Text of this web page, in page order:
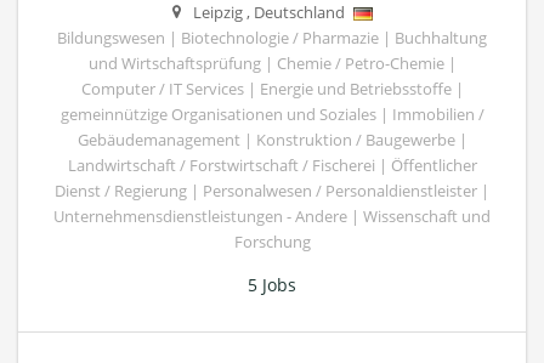
Leipzig, Deutschland
Bildungswesen | Biotechnologie / Pharmazie | Buchhaltung
und Wirtschaftsprüfung | Chemie / Petro-Chemie |
Computer / IT Services | Energie und Betriebsstoffe |
gemeinnützige Organisationen und Soziales | Immobilien /
Gebäudemanagement | Konstruktion / Baugewerbe |
Landwirtschaft / Forstwirtschaft / Fischerei | Öffentlicher
Dienst / Regierung | Personalwesen / Personaldienstleister |
Unternehmensdienstleistungen - Andere | Wissenschaft und
Forschung
5 Jobs